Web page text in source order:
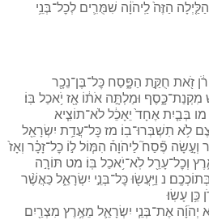
הַזֶּה֙ לַֽיהֹוָ֔ה שִׁמֻּרִ֛ים לְכׇל־בְּנֵ֥י
זֹ֖את חֻקַּ֣ת הַפָּ֑סַח כׇּל־בֶּן־נֵכָ֖ר
מִקְנַת־כָּ֑סֶף וּמַלְתָּ֣ה אֹת֔וֹ אָ֖ז יֹ֥אכַל בּֽוֹ׃
מו בְּבַ֤יִת אֶחָד֙ יֵאָכֵ֔ל לֹא־תוֹצִ֧יא
לֹ֥א תִשְׁבְּרוּ־בֽוֹ׃ מז כׇּל־עֲדַ֥ת יִשְׂרָאֵ֖ל
וְעָ֣שָׂה פֶ֘סַח֮ לַיהֹוָה֒ הִמּ֧וֹל ל֣וֹ כׇל־זָכָ֗ר וְאָז֙
וְכׇל־עָרֵ֖ל לֹֽא־יֹ֥אכַל בּֽוֹ׃ מט תּוֹרָ֣ה
נ וַיַּֽעֲשׂ֖וּ כׇּל־בְּנֵ֣י יִשְׂרָאֵ֑ל כַּאֲשֶׁ֨ר
עָשֽׂוּ׃
יְהֹוָ֜ה אֶת־בְּנֵ֧י יִשְׂרָאֵ֛ל מֵאֶ֥רֶץ מִצְרַ֖יִם